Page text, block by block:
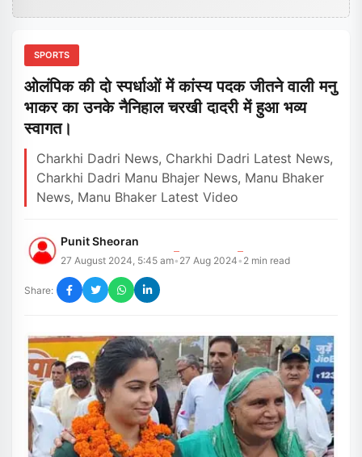
SPORTS
ओलंपिक की दो स्पर्धाओं में कांस्य पदक जीतने वाली मनु
भाकर का उनके नैनिहाल चरखी दादरी में हुआ भव्य
स्वागत।
Charkhi Dadri News, Charkhi Dadri Latest News,
Charkhi Dadri Manu Bhajer News, Manu Bhaker
News, Manu Bhaker Latest Video
Punit Sheoran
27 August 2024, 5:45 am• 27 Aug 2024• 2 min read
Share: